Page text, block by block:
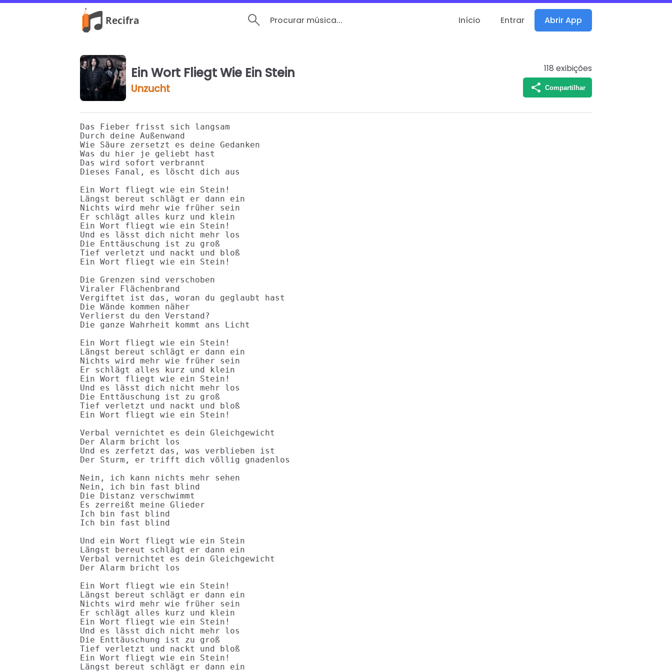
Procurar música... Início Entrar Abrir App
Ein Wort Fliegt Wie Ein Stein
Unzucht
118 exibições
Compartilhar
Das Fieber frisst sich langsam
Durch deine Außenwand
Wie Säure zersetzt es deine Gedanken
Was du hier je geliebt hast
Das wird sofort verbrannt
Dieses Fanal, es löscht dich aus
Ein Wort fliegt wie ein Stein!
Längst bereut schlägt er dann ein
Nichts wird mehr wie früher sein
Er schlägt alles kurz und klein
Ein Wort fliegt wie ein Stein!
Und es lässt dich nicht mehr los
Die Enttäuschung ist zu groß
Tief verletzt und nackt und bloß
Ein Wort fliegt wie ein Stein!
Die Grenzen sind verschoben
Viraler Flächenbrand
Vergiftet ist das, woran du geglaubt hast
Die Wände kommen näher
Verlierst du den Verstand?
Die ganze Wahrheit kommt ans Licht
Ein Wort fliegt wie ein Stein!
Längst bereut schlägt er dann ein
Nichts wird mehr wie früher sein
Er schlägt alles kurz und klein
Ein Wort fliegt wie ein Stein!
Und es lässt dich nicht mehr los
Die Enttäuschung ist zu groß
Tief verletzt und nackt und bloß
Ein Wort fliegt wie ein Stein!
Verbal vernichtet es dein Gleichgewicht
Der Alarm bricht los
Und es zerfetzt das, was verblieben ist
Der Sturm, er trifft dich völlig gnadenlos
Nein, ich kann nichts mehr sehen
Nein, ich bin fast blind
Die Distanz verschwimmt
Es zerreißt meine Glieder
Ich bin fast blind
Ich bin fast blind
Und ein Wort fliegt wie ein Stein
Längst bereut schlägt er dann ein
Verbal vernichtet es dein Gleichgewicht
Der Alarm bricht los
Ein Wort fliegt wie ein Stein!
Längst bereut schlägt er dann ein
Nichts wird mehr wie früher sein
Er schlägt alles kurz und klein
Ein Wort fliegt wie ein Stein!
Und es lässt dich nicht mehr los
Die Enttäuschung ist zu groß
Tief verletzt und nackt und bloß
Ein Wort fliegt wie ein Stein!
Längst bereut schlägt er dann ein